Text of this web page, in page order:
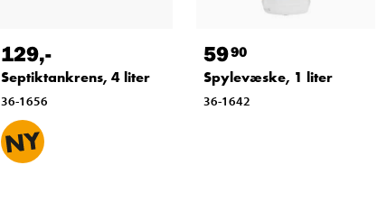
129,-
Septiktankrens, 4 liter
36-1656
5990
Spylevæske, 1 liter
36-1642